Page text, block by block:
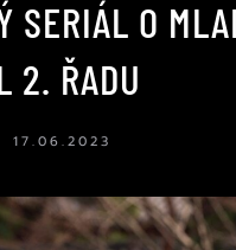
SERIÁL O
2. ŘADU
17.06.2023